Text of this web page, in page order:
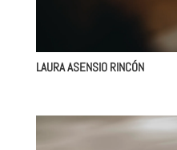
LAURA ASENSIO RINCÓN